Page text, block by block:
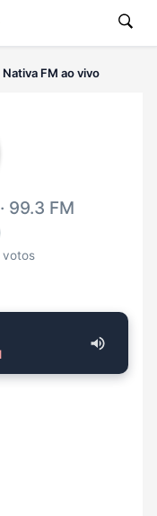
Nativa FM ao vivo
· 99.3 FM
votos